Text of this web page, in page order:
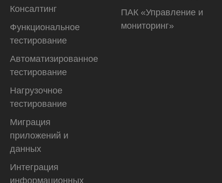
Консалтинг
Функциональное
тестирование
Автоматизирован­ное
тестирование
Нагрузочное
тестирование
Миграция
приложений и
данных
Интеграция
информационных
ПАК «Управление и
мониторинг»